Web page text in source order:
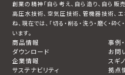
創業の精神「自ら考え、自ら造り、自ら販
高圧水技術、空気圧技術、管機器技術、
ね、現在では、「切る・削る・洗う・磨く・砕
います。
商品情報
事例
ダウンロード
お問
企業情報
スギ
サステナビリティ
拠点